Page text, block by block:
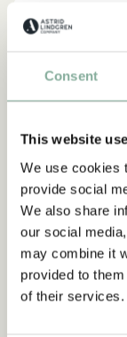
Consent
This website
We use cookies
provide social
We also share
our social
may combine it
provided to
of their services.
NEU
Werden
Angebote
Lindgren.